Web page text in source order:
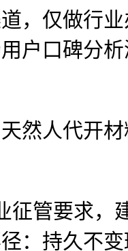
仅做行业
户口碑分
人代开材
管要求，
：持久不